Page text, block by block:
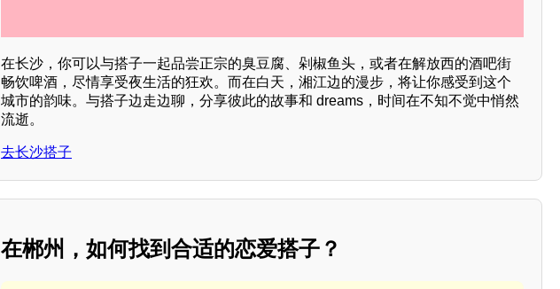
在长沙，你可以与搭子一起品尝正宗的臭豆腐、剁椒鱼头，或者在解放西的酒吧街
畅饮啤酒，尽情享受夜生活的狂欢。而在白天，湘江边的漫步，将让你感受到这个
城市的韵味。与搭子边走边聊，分享彼此的故事和 dreams，时间在不知不觉中悄然
流逝。
去长沙搭子
在郴州，如何找到合适的恋爱搭子？